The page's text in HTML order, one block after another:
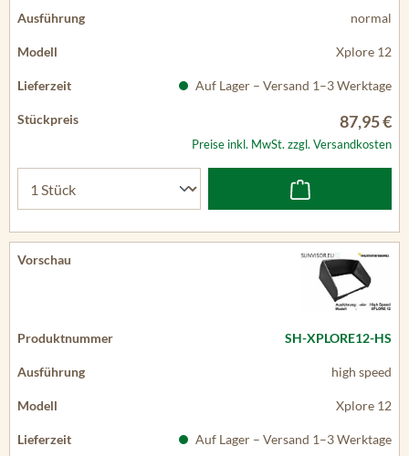
normal
Xplore 12
Auf Lager – Versand 1–3 Werktage
87,95 €
Preise inkl. MwSt. zzgl. Versandkosten
SH-XPLORE12-HS
high speed
Xplore 12
Auf Lager – Versand 1–3 Werktage